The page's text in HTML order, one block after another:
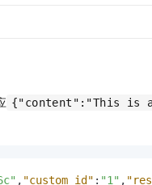
{"content":"This is
, "custom_id" : "1" ,